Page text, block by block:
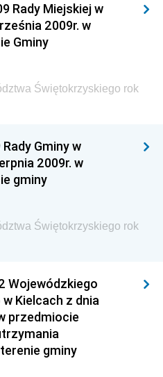
Dyrekcji Dróg
Środowiska
Edukacji
Przemysłu
Finansów i Gospodarki
do Spraw Unii
Wywiadu
Rady Miejskiej w
2009r. w
Gminy
Świętokrzyskiego rok
Gminy w
2009r. w
gminy
Świętokrzyskiego rok
Wojewódzkiego
Kielcach z dnia
przedmiocie
gminy